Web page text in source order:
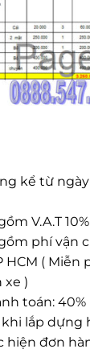
kể từ
V.A.T 10%
phí
HCM ( Miễn
xe )
toán: 40%
khi lắp dựng
hiện đơn